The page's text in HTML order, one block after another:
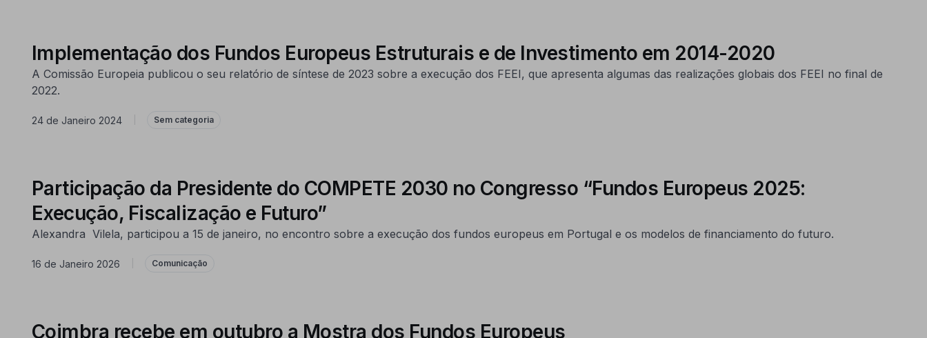
Implementação dos Fundos Europeus Estruturais e de Investimento em 2014-2020
A Comissão Europeia publicou o seu relatório de síntese de 2023 sobre a execução dos FEEI, que apresenta algumas das realizações globais dos FEEI no final de
2022.
24 de Janeiro 2024 Sem categoria
Participação da Presidente do COMPETE 2030 no Congresso “Fundos Europeus 2025:
Execução, Fiscalização e Futuro”
Alexandra Vilela, participou a 15 de janeiro, no encontro sobre a execução dos fundos europeus em Portugal e os modelos de financiamento do futuro.
16 de Janeiro 2026 Comunicação
Coimbra recebe em outubro a Mostra dos Fundos Europeus